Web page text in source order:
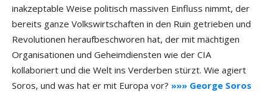
inakzeptable Weise politisch massiven Einfluss nimmt, der
bereits ganze Volkswirtschaften in den Ruin getrieben und
Revolutionen heraufbeschworen hat, der mit mächtigen
Organisationen und Geheimdiensten wie der CIA
kollaboriert und die Welt ins Verderben stürzt. Wie agiert
Soros, und was hat er mit Europa vor? »»» George Soros